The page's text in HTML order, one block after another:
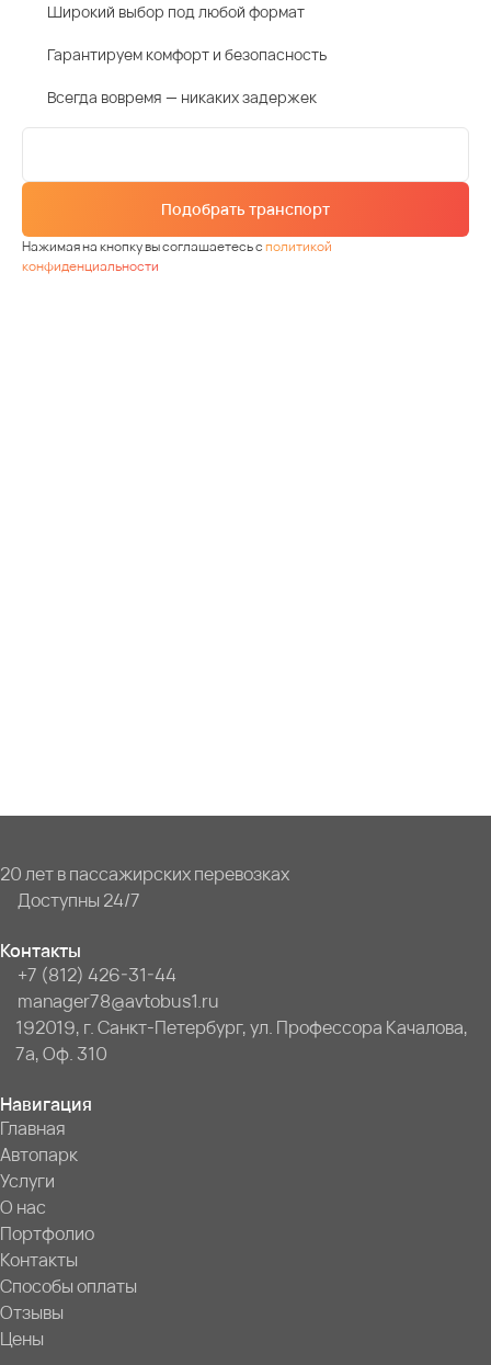
Широкий выбор под любой формат
Гарантируем комфорт и безопасность
Всегда вовремя — никаких задержек
Подобрать транспорт
Нажимая на кнопку вы соглашаетесь сполитикой
конфиденциальности
20 лет в пассажирских перевозках
Доступны 24/7
Контакты
+7 (812) 426-31-44
manager78@avtobus1.ru
192019, г. Санкт-Петербург, ул. Профессора Качалова,
7a, Оф. 310
Навигация
Главная
Автопарк
Услуги
О нас
Портфолио
Контакты
Способы оплаты
Отзывы
Цены